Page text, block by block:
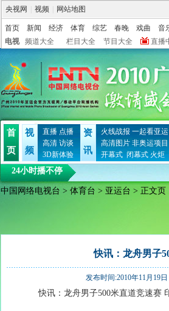
央视网 视频 网站地图
首页 新闻 经济 体育 综艺 春晚 戏曲 音
电视
频道大全 栏目大全 节目大全 直播
首
页
视
频
直播 点播
高清 访谈
3D新体验
资
讯
火线战报 一起看亚运
高清图片 非奥运项目
开幕式 闭幕式 火炬
24小时播不停
中国网络电视台 > 体育台 > 亚运台 > 正文页
快讯：龙舟男子
发布时间:2010年11月19日
快讯：龙舟男子500米直道竞速赛